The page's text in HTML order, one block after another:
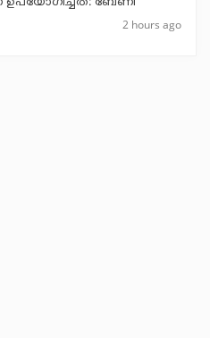
ഉപയോഗിച്ചത്: ബേണി
2 hours ago